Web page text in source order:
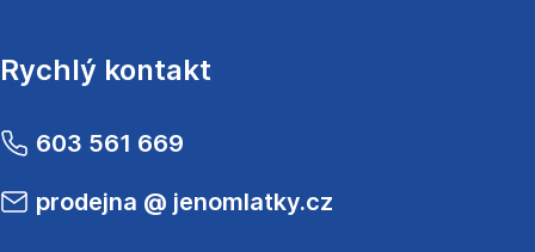
Rychlý kontakt
603 561 669
prodejna @ jenomlatky.cz